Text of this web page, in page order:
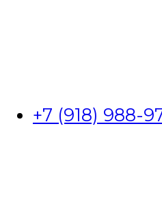
+7 (918) 988-